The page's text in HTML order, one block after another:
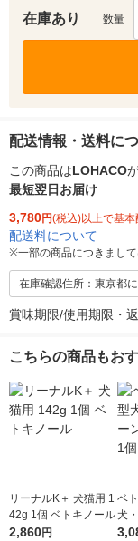
在庫あり 数量
配送情報・送料に
この商品はLOHACO
最短翌日お届け
3,780円(税込)以上で基本
配送料について
※一部の商品につきまし
在庫確認住所：東京都
賞味期限/使用期限・
こちらの商品もお
リーナルK＋ 犬猫用 1
42g 1個 ベトキノール
2,860円
ベ
犬